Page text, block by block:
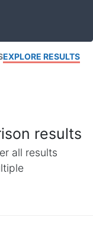
EXPLORE RESULTS
results
all results